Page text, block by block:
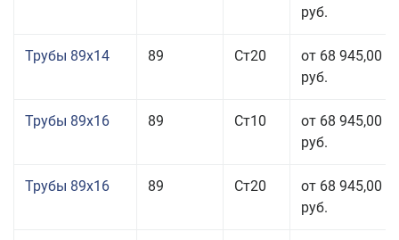
руб.
Трубы 89x14 89 Ст20
от 68 945,00
руб.
Трубы 89x16 89 Ст10
от 68 945,00
руб.
Трубы 89x16 89 Ст20
от 68 945,00
руб.